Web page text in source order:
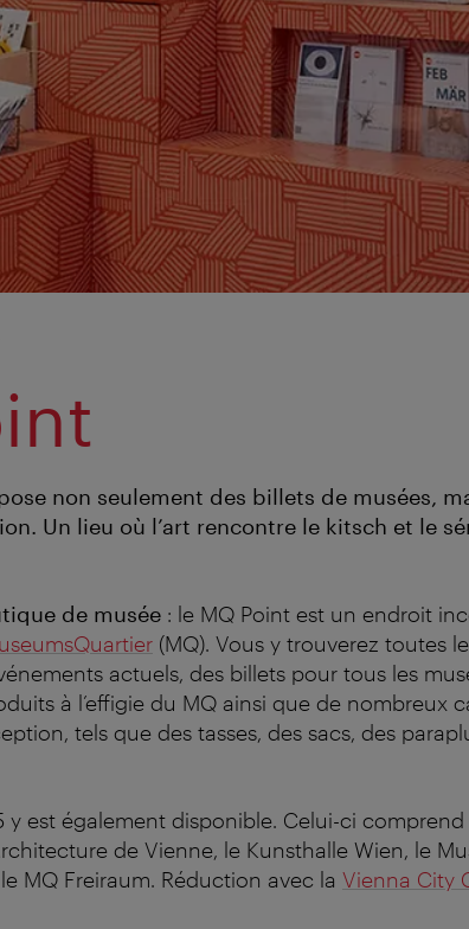
non seulement des billets de musées,
Un lieu où l’art rencontre le kitsch et le
de musée : le MQ Point est un endroit
(MQ). Vous y trouverez toutes
actuels, des billets pour tous les
à l’effigie du MQ ainsi que de nombreux
tels que des tasses, des sacs, des
y est également disponible. Celui-ci
de Vienne, le Kunsthalle Wien, le
MQ Freiraum. Réduction avec la Vienna City